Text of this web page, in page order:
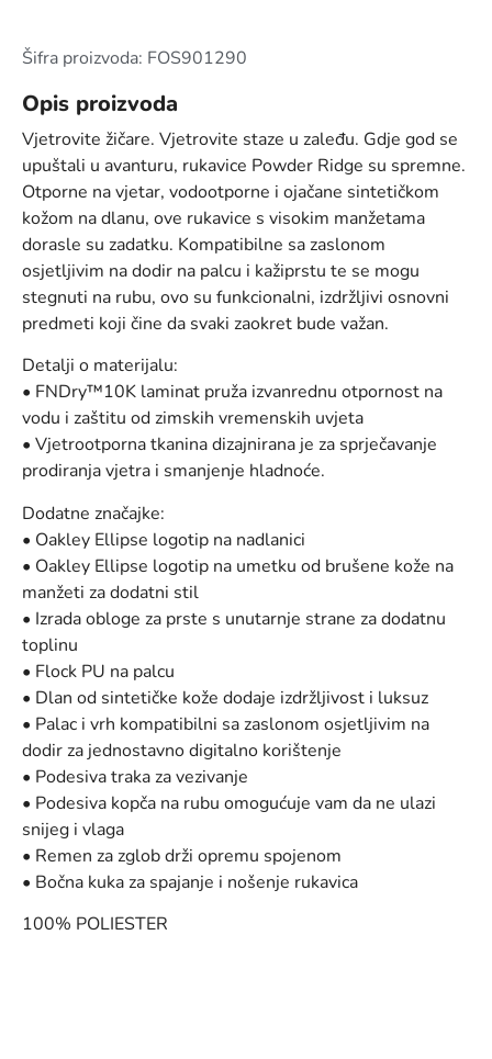
Šifra proizvoda: FOS901290
Opis proizvoda
Vjetrovite žičare. Vjetrovite staze u zaleđu. Gdje god se
upuštali u avanturu, rukavice Powder Ridge su spremne.
Otporne na vjetar, vodootporne i ojačane sintetičkom
kožom na dlanu, ove rukavice s visokim manžetama
dorasle su zadatku. Kompatibilne sa zaslonom
osjetljivim na dodir na palcu i kažiprstu te se mogu
stegnuti na rubu, ovo su funkcionalni, izdržljivi osnovni
predmeti koji čine da svaki zaokret bude važan.
Detalji o materijalu:
• FNDry™10K laminat pruža izvanrednu otpornost na
vodu i zaštitu od zimskih vremenskih uvjeta
• Vjetrootporna tkanina dizajnirana je za sprječavanje
prodiranja vjetra i smanjenje hladnoće.
Dodatne značajke:
• Oakley Ellipse logotip na nadlanici
• Oakley Ellipse logotip na umetku od brušene kože na
manžeti za dodatni stil
• Izrada obloge za prste s unutarnje strane za dodatnu
toplinu
• Flock PU na palcu
• Dlan od sintetičke kože dodaje izdržljivost i luksuz
• Palac i vrh kompatibilni sa zaslonom osjetljivim na
dodir za jednostavno digitalno korištenje
• Podesiva traka za vezivanje
• Podesiva kopča na rubu omogućuje vam da ne ulazi
snijeg i vlaga
• Remen za zglob drži opremu spojenom
• Bočna kuka za spajanje i nošenje rukavica
100% POLIESTER